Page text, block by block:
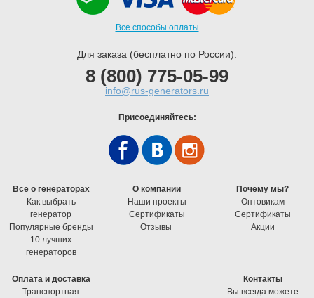
Все способы оплаты
Для заказа (бесплатно по России):
8 (800) 775-05-99
info@rus-generators.ru
Присоединяйтесь:
Все о генераторах
Как выбрать
генератор
Популярные бренды
10 лучших
генераторов
О компании
Наши проекты
Cертификаты
Отзывы
Почему мы?
Оптовикам
Cертификаты
Акции
Оплата и доставка
Транспортная
Контакты
Вы всегда можете